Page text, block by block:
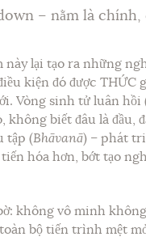
– nằm là chính,
này lại tạo ra những
kiện đó được THỨC
Vòng sinh tử luân hồi
biết đâu là đầu,
tập (Bhāvanā) – phát
hóa hơn, bớt tạo
bờ: không vô minh
bộ tiến trình mệt